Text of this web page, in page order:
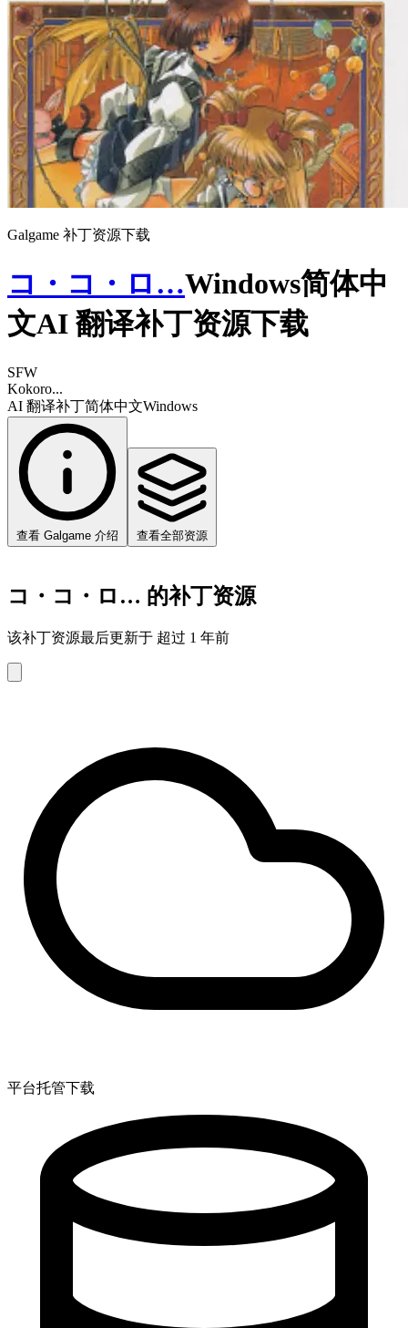
Galgame 补丁资源下载
コ・コ・ロ…Windows简体中
文AI 翻译补丁资源下载
SFW
Kokoro...
AI 翻译补丁简体中文Windows
查看 Galgame 介绍 查看全部资源
コ・コ・ロ… 的补丁资源
该补丁资源最后更新于 超过 1 年前
平台托管下载